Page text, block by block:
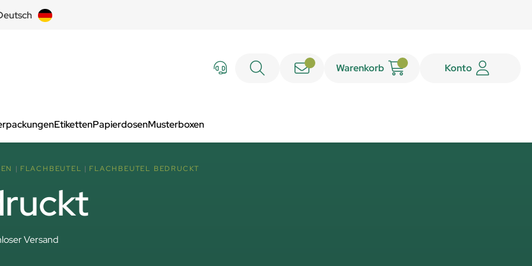
Warenkorb Konto
EtikettenPapierdosenMusterboxen
FLACHBEUTEL FLACHBEUTEL BEDRUCKT
Versand